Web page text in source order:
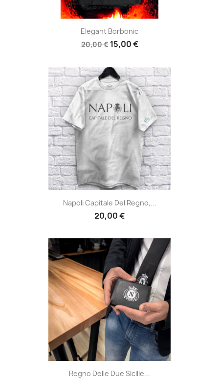
Elegant Borbonic
20,00 € 15,00 €
Napoli Capitale Del Regno,...
20,00 €
Regno Delle Due Sicilie...